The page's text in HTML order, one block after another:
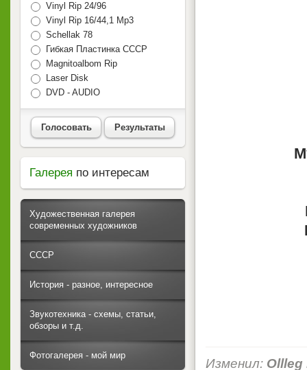
Изменил: Ollleg
Vinyl Rip 24/96
Vinyl Rip 16/44,1 Mp3
Schellak 78
Гибкая Пластинка СССР
Magnitoalbom Rip
Laser Disk
DVD - AUDIO
Голосовать Результаты
Галерея по интересам
Художественная галерея
современных художников
СССР
История - разное, интересное
Звукотехника - схемы, статьи,
обзоры и т.д.
Фотогалерея - мой мир